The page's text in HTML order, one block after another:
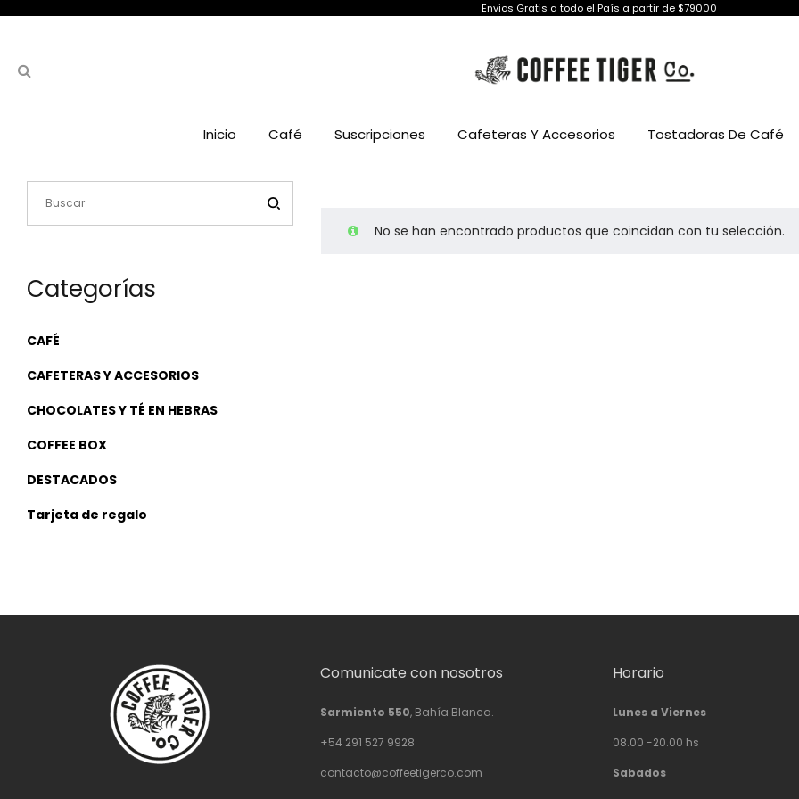
Envios Gratis a todo el País a partir de $79000
Inicio Café Suscripciones Cafeteras Y Accesorios Tostadoras De Café
No se han encontrado productos que coincidan con tu selección.
Categorías
CAFÉ
CAFETERAS Y ACCESORIOS
CHOCOLATES Y TÉ EN HEBRAS
COFFEE BOX
DESTACADOS
Tarjeta de regalo
Comunicate con nosotros
Sarmiento 550, Bahía Blanca.
+54 291 527 9928
contacto@coffeetigerco.com
Horario
Lunes a Viernes
08.00 -20.00 hs
Sabados